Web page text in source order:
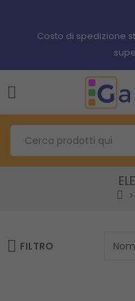
Costo di spedizione
FILTRO